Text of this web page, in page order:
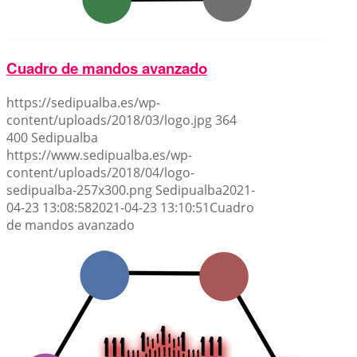
Cuadro de mandos avanzado
https://sedipualba.es/wp-
content/uploads/2018/03/logo.jpg364
400 Sedipualba
https://www.sedipualba.es/wp-
content/uploads/2018/04/logo-
sedipualba-257x300.png Sedipualba2021-
04-23 13:08:582021-04-23 13:10:51Cuadro
de mandos avanzado